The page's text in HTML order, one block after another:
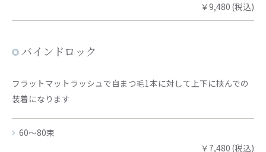
￥9,480 (税込)
バインドロック
フラットマットラッシュで自まつ毛1本に対して上下に挟んでの
装着になります
60～80束
￥7,480 (税込)